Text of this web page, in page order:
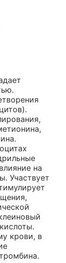
на
Участвует
крови, в